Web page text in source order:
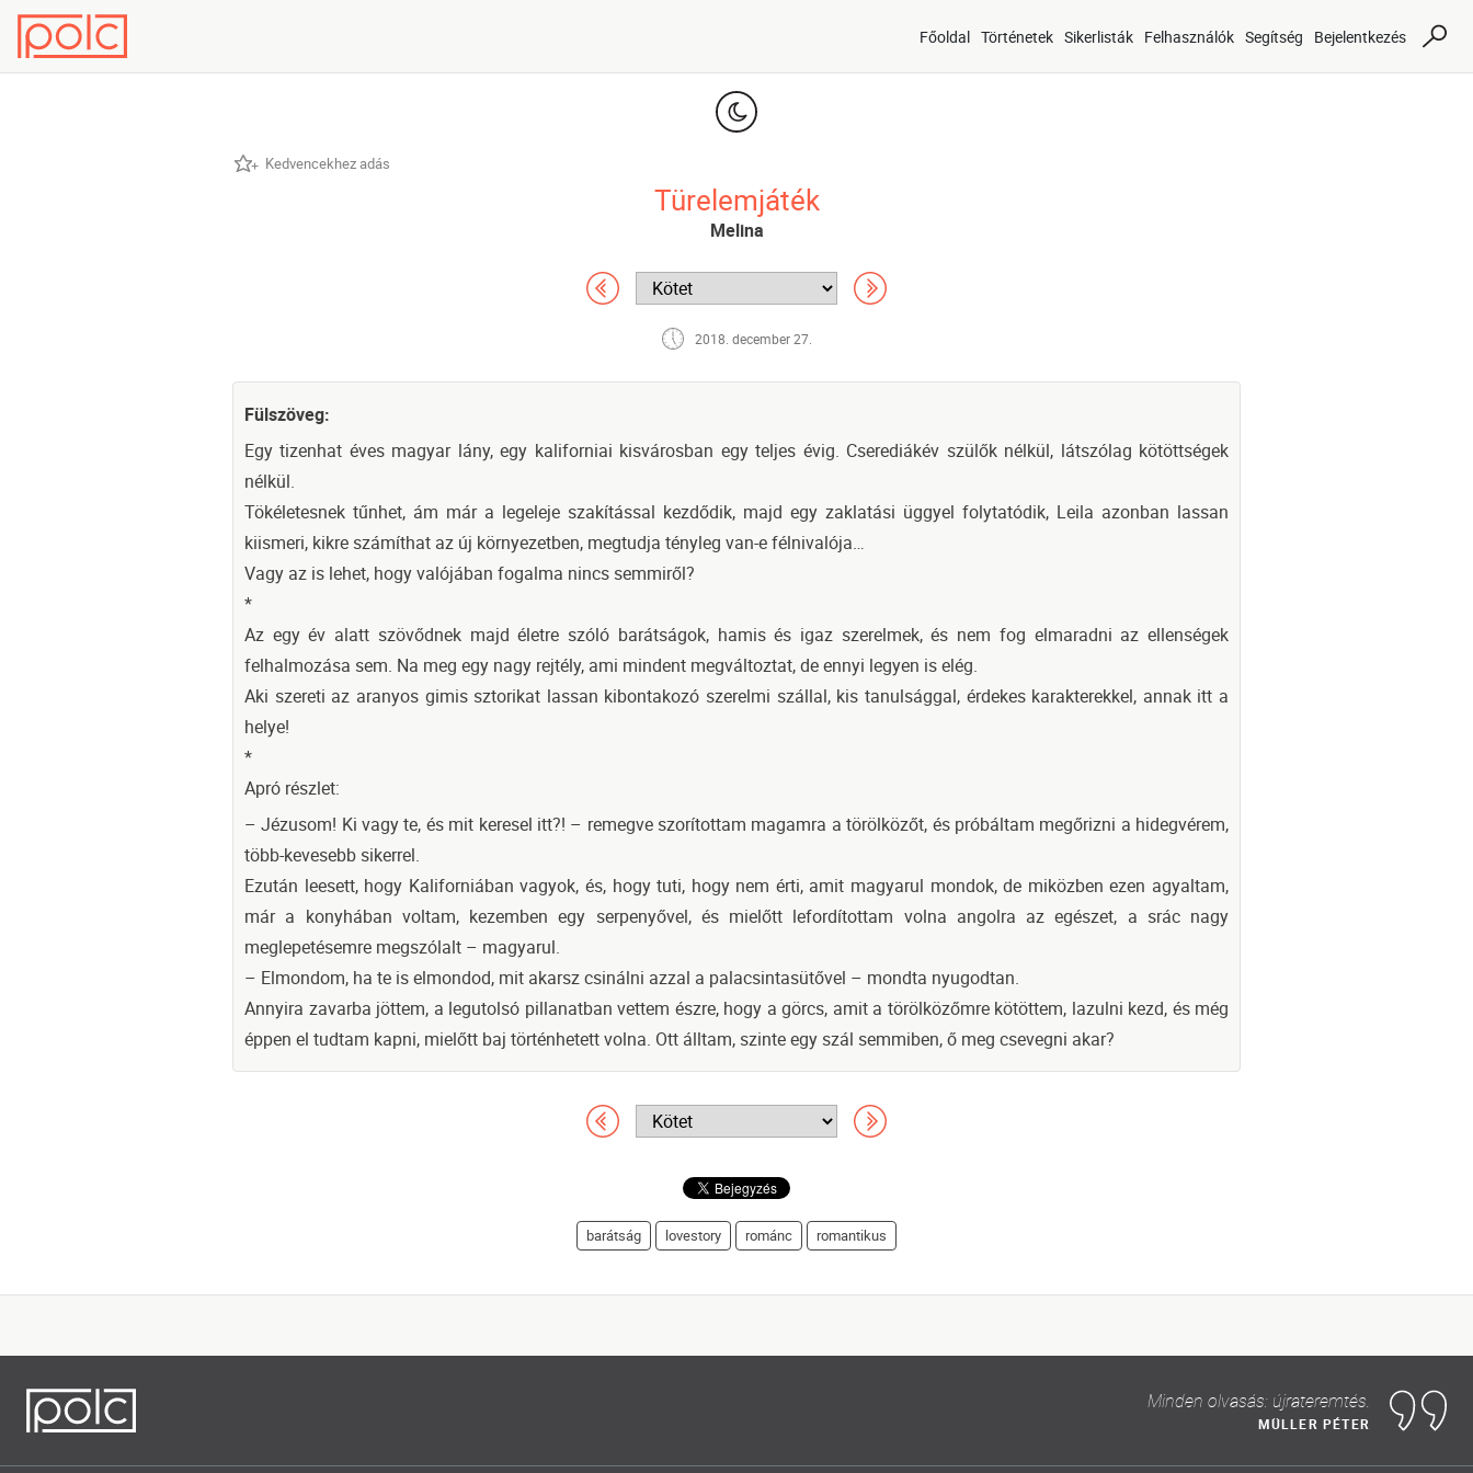
Főoldal Történetek Sikerlisták Felhasználók Segítség Bejelentkezés
Kedvencekhez adás
Türelemjáték
Melina
2018. december 27.
Fülszöveg:
Egy tizenhat éves magyar lány, egy kaliforniai kisvárosban egy teljes évig. Cserediákév szülők nélkül, látszólag kötöttségek
nélkül.
Tökéletesnek tűnhet, ám már a legeleje szakítással kezdődik, majd egy zaklatási üggyel folytatódik, Leila azonban lassan
kiismeri, kikre számíthat az új környezetben, megtudja tényleg van-e félnivalója…
Vagy az is lehet, hogy valójában fogalma nincs semmiről?
*
Az egy év alatt szövődnek majd életre szóló barátságok, hamis és igaz szerelmek, és nem fog elmaradni az ellenségek
felhalmozása sem. Na meg egy nagy rejtély, ami mindent megváltoztat, de ennyi legyen is elég.
Aki szereti az aranyos gimis sztorikat lassan kibontakozó szerelmi szállal, kis tanulsággal, érdekes karakterekkel, annak itt a
helye!
*
Apró részlet:
– Jézusom! Ki vagy te, és mit keresel itt?! – remegve szorítottam magamra a törölközőt, és próbáltam megőrizni a hidegvérem,
több-kevesebb sikerrel.
Ezután leesett, hogy Kaliforniában vagyok, és, hogy tuti, hogy nem érti, amit magyarul mondok, de miközben ezen agyaltam,
már a konyhában voltam, kezemben egy serpenyővel, és mielőtt lefordítottam volna angolra az egészet, a srác nagy
meglepetésemre megszólalt – magyarul.
– Elmondom, ha te is elmondod, mit akarsz csinálni azzal a palacsintasütővel – mondta nyugodtan.
Annyira zavarba jöttem, a legutolsó pillanatban vettem észre, hogy a görcs, amit a törölközőmre kötöttem, lazulni kezd, és még
éppen el tudtam kapni, mielőtt baj történhetett volna. Ott álltam, szinte egy szál semmiben, ő meg csevegni akar?
barátság lovestory románc romantikus
Minden olvasás: újrateremtés.
MÜLLER PÉTER